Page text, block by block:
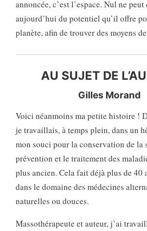
annoncée, c’est l’espace. Nul ne
aujourd’hui du potentiel qu’il offre
planète, afin de trouver des moyens
AU SUJET DE
Gilles Morand
Voici néanmoins ma petite histoire !
je travaillais, à temps plein, dans un
mon souci pour la conservation de la
prévention et le traitement des
plus ancien. Cela fait déjà plus de 40
dans le domaine des médecines
naturelles ou douces.
Massothérapeute et auteur, j’ai